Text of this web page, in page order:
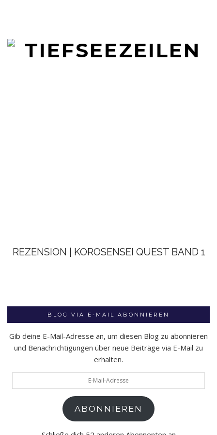
REZENSION | KOROSENSEI QUEST BAND 1
BLOG VIA E-MAIL ABONNIEREN
Gib deine E-Mail-Adresse an, um diesen Blog zu abonnieren
und Benachrichtigungen über neue Beiträge via E-Mail zu
erhalten.
Mail-
ABONNIEREN